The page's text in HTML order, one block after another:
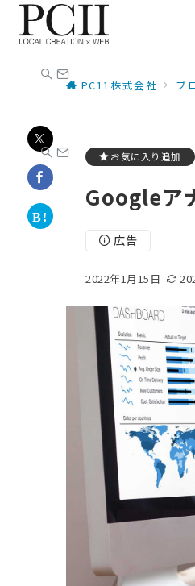
PC11株式会社 ブ
お気に入り追加
Googleア
広告
2022年1月15日